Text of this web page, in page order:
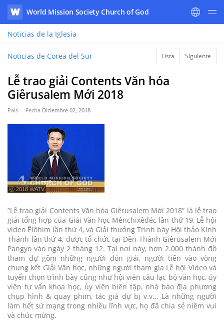
WATV
World Mission Society Church of God
Noticias de la Iglesia
Noticias de Corea del Sur Lista Siguiente
Lễ trao giải Contents Văn hóa
Giêrusalem Mới 2018
País Fecha Diciembre 02, 2018
ⓒ 2018 WATV
“Lễ trao giải Contents Văn hóa Giêrusalem Mới 2018” là lễ trao
giải tổng hợp của Giải Văn học Mênchixêđéc lần thứ 19, Lễ hội
video Êlôhim lần thứ 4, và Giải thưởng Trình bày Hội thảo Kinh
Thánh lần thứ 4, được tổ chức tại Đền Thánh Giêrusalem Mới
Pangyo vào ngày 2 tháng 12. Tại nơi này, hơn 2.000 thánh đồ
tham dự gồm những người đón giải, người tiến vào vòng
chung kết Giải Văn học, những người tham gia Lễ hội Video và
tuyển chọn trình bày cũng như hội viên câu lạc bộ văn học, ủy
viên tư vấn khoa học, ủy viên biên tập, nhà báo địa phương
chụp hình & quay phim, tác giả dự bị v.v... Là những người
làm hết sứ mạng trong nhiều lĩnh vực, họ đã chia sẻ niềm vui
và chúc mừng.